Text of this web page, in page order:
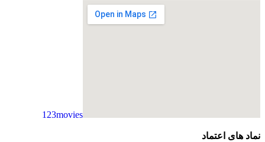
123movies
نماد های اعتماد